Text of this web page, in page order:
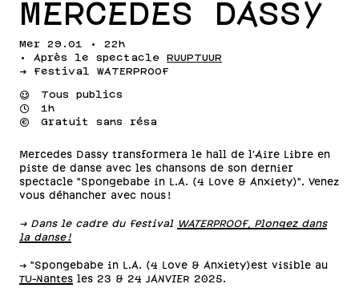
MERCEDES DASSY
Mer 29.01 • 22h
• Après le spectacle
RUUPTUUR
-> Festival WATERPROOF
⌣
Tous publics
⌚
1h
💰
Gratuit sans résa
Mercedes Dassy transformera le hall de l'Aire Libre en
piste de danse avec les chansons de son dernier
spectacle "Spongebabe in L.A. (4 Love & Anxiety)". Venez
vous déhancher avec nous !
-> Dans le cadre du Festival
WATERPROOF, Plongez dans
la danse !
-> "Spongebabe in L.A. (4 Love & Anxiety)est visible au
TU-Nantes les 23 & 24 JANVIER 2025.